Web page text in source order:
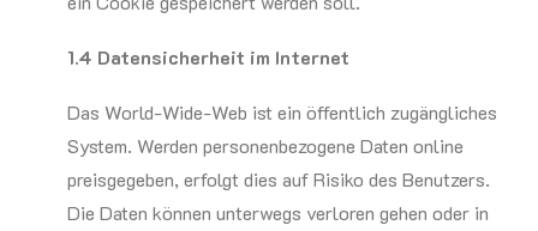
1.4 Datensicherheit im Internet
Das World-Wide-Web ist ein öffentlich zugängliches
System. Werden personenbezogene Daten online
preisgegeben, erfolgt dies auf Risiko des Benutzers.
Die Daten können unterwegs verloren gehen oder in